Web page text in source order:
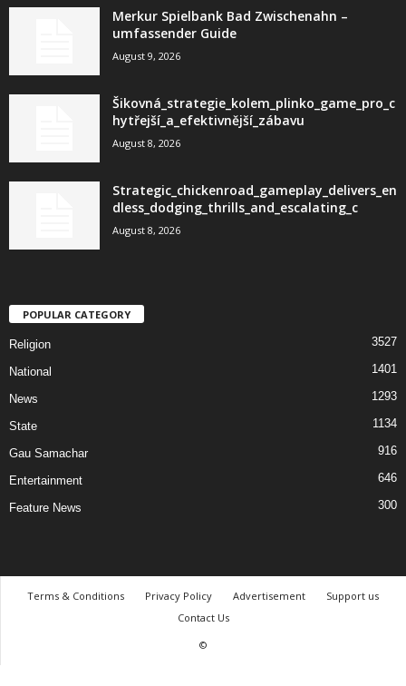
Merkur Spielbank Bad Zwischenahn –
umfassender Guide
August 9, 2026
Šikovná_strategie_kolem_plinko_game_pro_c
hytřejší_a_efektivnější_zábavu
August 8, 2026
Strategic_chickenroad_gameplay_delivers_en
dless_dodging_thrills_and_escalating_c
August 8, 2026
POPULAR CATEGORY
Religion 3527
National 1401
News 1293
State 1134
Gau Samachar 916
Entertainment 646
Feature News 300
Terms & Conditions Privacy Policy Advertisement
Support us
Contact Us
©